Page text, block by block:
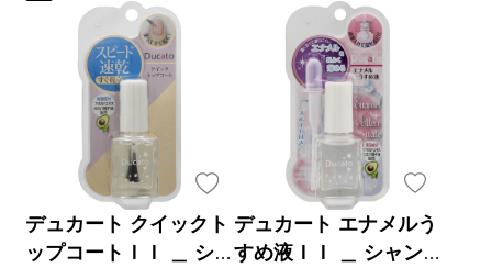
デュカート クイックト
ップコートＩＩ ＿ シ
デュカート エナメルう
すめ液ＩＩ ＿ シャン